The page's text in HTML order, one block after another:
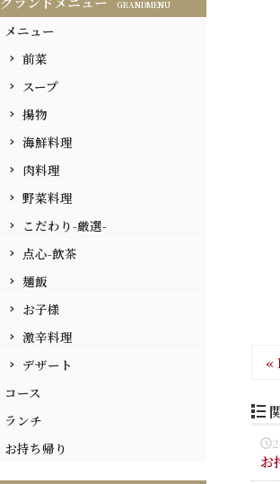
GRANDMENU
メニュー
前菜
スープ
揚物
海鮮料理
肉料理
野菜料理
こだわり-厳選-
点心-飲茶
麺飯
お子様
激辛料理
デザート
コース
ランチ
お持ち帰り
«
お